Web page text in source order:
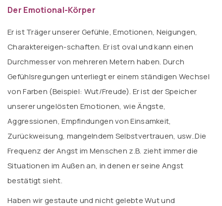
Der Emotional-Körper
Er ist Träger unserer Gefühle, Emotionen, Neigungen,
Charaktereigen-schaften. Er ist oval und kann einen
Durchmesser von mehreren Metern haben. Durch
Gefühlsregungen unterliegt er einem ständigen Wechsel
von Farben (Beispiel: Wut/Freude). Er ist der Speicher
unserer ungelösten Emotionen, wie Ängste,
Aggressionen, Empfindungen von Einsamkeit,
Zurückweisung, mangelndem Selbstvertrauen, usw..Die
Frequenz der Angst im Menschen z.B. zieht immer die
Situationen im Außen an, in denen er seine Angst
bestätigt sieht.
Haben wir gestaute und nicht gelebte Wut und